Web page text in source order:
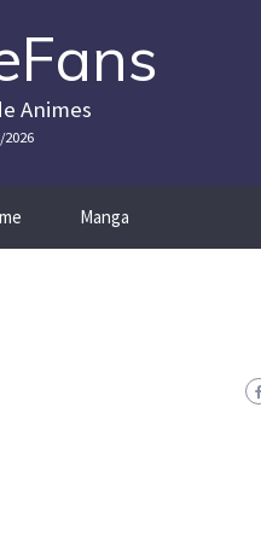
Animes
2026
Manga